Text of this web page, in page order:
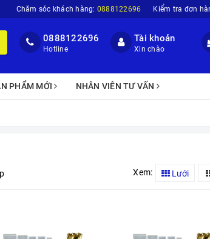
Chăm sóc khách hàng: 0888122696 Kiểm tra đơn
0888122696
Hotline
Tài khoản
Xin chào
PHẨM MỚI NHÂN VIÊN TƯ VẤN
Xem: Lưới